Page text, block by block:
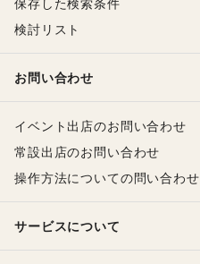
検討リスト
お問い合わせ
イベント出店のお問い合わせ
常設出店のお問い合わせ
操作方法についての問い合わせ
サービスについて